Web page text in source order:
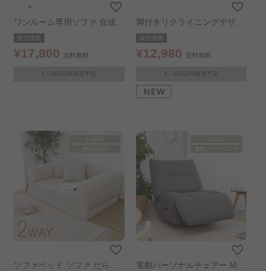
＋
ワンルーム専用ソファ 合成皮
革ブラック
販売価格
¥17,800 送料無料
1～3日以内発送予定
脚付きリクライニングデザイ
ンソファLuoto
販売価格
¥12,980 送料無料
1～3日以内発送予定
ソファベッド ソファ だらり
電動パーソナルチェアー MO